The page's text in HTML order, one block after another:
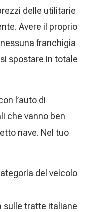
delle utilitarie
Avere il proprio
franchigia
spostare in totale
l’auto di
che vanno ben
nave. Nel tuo
del veicolo
sulle tratte italiane